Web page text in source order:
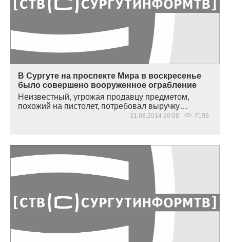
В Сургуте на проспекте Мира в воскресенье
было совершено вооруженное ограбление
Неизвестный, угрожая продавцу предметом,
похожий на пистолет, потребовал выручку…
31.08.2014 20:08 7196